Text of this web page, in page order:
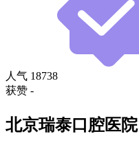
人气 18738
获赞 -
北京瑞泰口腔医院